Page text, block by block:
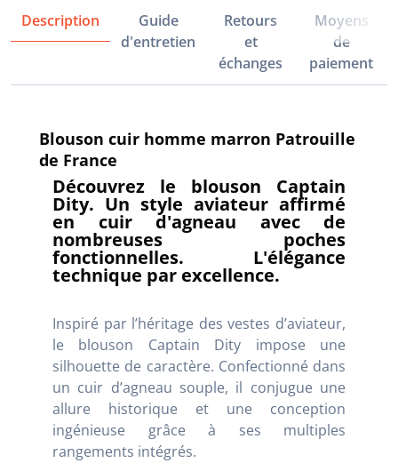
Description
Guide
d'entretien
Retours
et
échanges
Moyens
de
paiement
Blouson cuir homme marron Patrouille
de France
Découvrez le blouson Captain
Dity. Un style aviateur affirmé
en cuir d'agneau avec de
nombreuses poches
fonctionnelles. L'élégance
technique par excellence.
Inspiré par l’héritage des vestes d’aviateur,
le blouson Captain Dity impose une
silhouette de caractère. Confectionné dans
un cuir d’agneau souple, il conjugue une
allure historique et une conception
ingénieuse grâce à ses multiples
rangements intégrés.